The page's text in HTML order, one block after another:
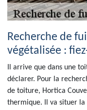
Recherche de
végétalisée :
Il arrive que dans une
déclarer. Pour la
de toiture, Hortica
thermique. Il va situer la